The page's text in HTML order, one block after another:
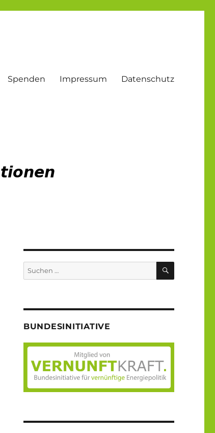
Spenden Impressum Datenschutz
Suche
nach:
SUCHEN
BUNDESINITIATIVE